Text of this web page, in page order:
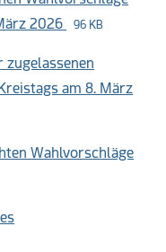
2026
96 KB
zugelassenen
am 8. März
Wahlvorschläge